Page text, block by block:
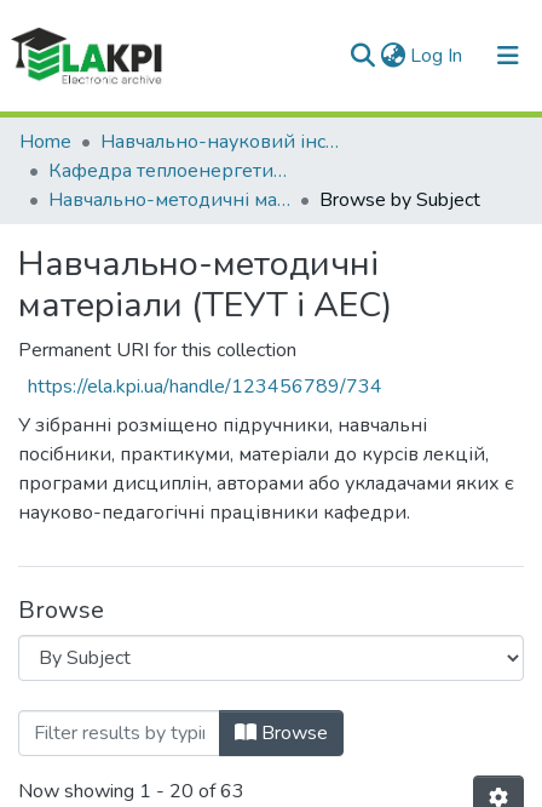
Log In (current)
Communities & Collections
All of DSpace
Home
Навчально-науковий інститут атомної та теплової енергетики (НН ІАТЕ)
Кафедра теплоенергетичних установок теплових і атомних електростанцій (ТЕУТ і АЕС)
Навчально-методичні матеріали (ТЕУТ і АЕС)
Browse by Subject
Навчально-методичні
матеріали (ТЕУТ і АЕС)
Permanent URI for this collection
https://ela.kpi.ua/handle/123456789/734
У зібранні розміщено підручники, навчальні
посібники, практикуми, матеріали до курсів лекцій,
програми дисциплін, авторами або укладачами яких є
науково-педагогічні працівники кафедри.
Browse
Browsing Навчально-методичні
Browse
Now showing 1 - 20 of 63